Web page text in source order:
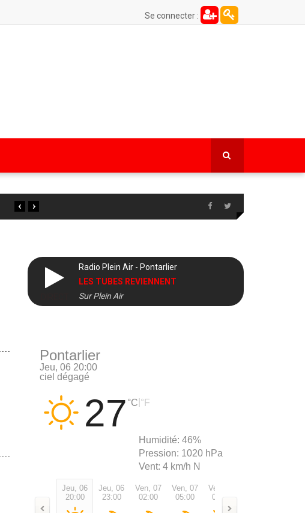
Se connecter :
›
‹
Radio Plein Air - Pontarlier
LES TUBES REVIENNENT
Sur Plein Air
Pontarlier
Jeu, 06 20:00
ciel dégagé
27 °C °F
Humidité: 46%
Pression: 1020 hPa
Vent: 4 km/h N
Jeu, 06
20:00
Jeu, 06
23:00
Ven, 07
02:00
Ven, 07
05:00
Ven, 07
08:00